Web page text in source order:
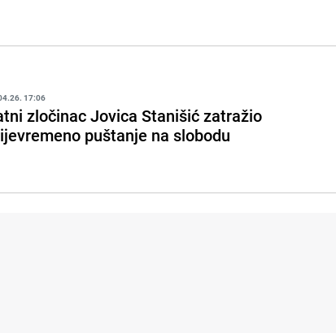
17:06
zločinac Jovica Stanišić zatražio
puštanje na slobodu